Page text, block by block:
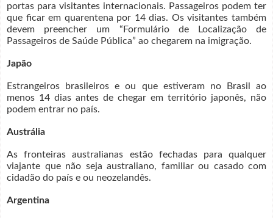
portas para visitantes internacionais. Passageiros podem ter
que ficar em quarentena por 14 dias. Os visitantes também
devem preencher um “Formulário de Localização de
Passageiros de Saúde Pública” ao chegarem na imigração.
Japão
Estrangeiros brasileiros e ou que estiveram no Brasil ao
menos 14 dias antes de chegar em território japonês, não
podem entrar no país.
Austrália
As fronteiras australianas estão fechadas para qualquer
viajante que não seja australiano, familiar ou casado com
cidadão do país e ou neozelandês.
Argentina